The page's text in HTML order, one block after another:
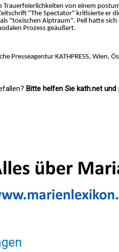
von einem
"The Spectator" kritisierte er
"toxischen Alptraum". Pell hatte
Prozess geäußert.
Presseagentur KATHPRESS, Wien,
Bitte helfen Sie kath.net